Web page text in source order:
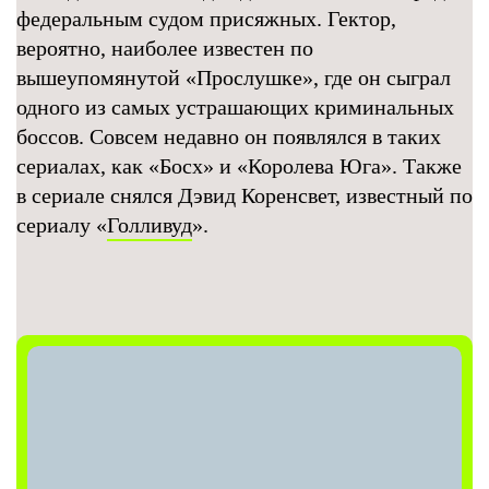
федеральным судом присяжных. Гектор,
вероятно, наиболее известен по
вышеупомянутой «Прослушке», где он сыграл
одного из самых устрашающих криминальных
боссов. Совсем недавно он появлялся в таких
сериалах, как «Босх» и «Королева Юга». Также
в сериале снялся Дэвид Коренсвет, известный по
сериалу «Голливуд».